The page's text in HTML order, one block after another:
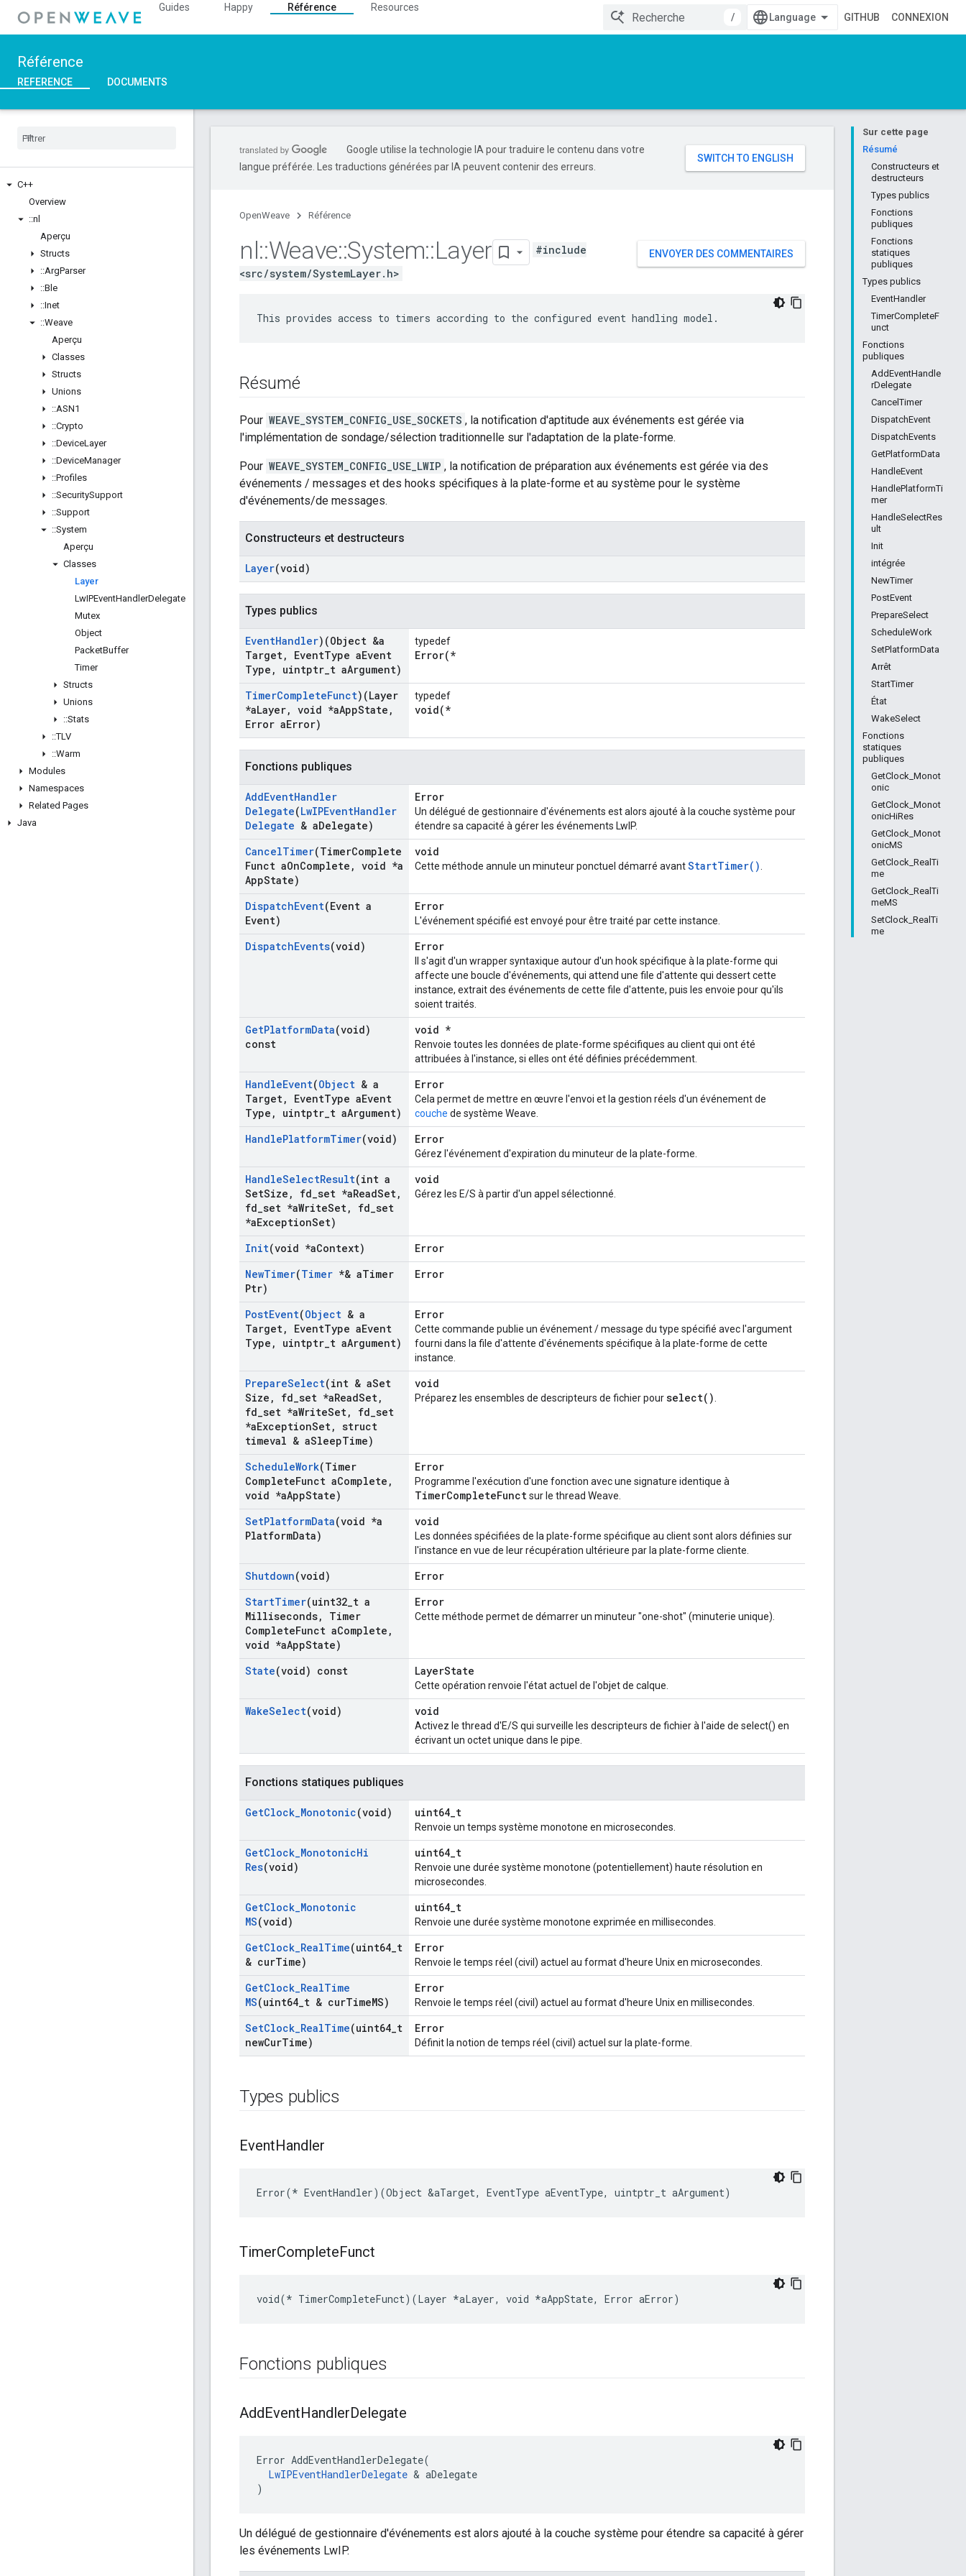
Guides Happy Référence
Resources
/
GITHUB CONNEXION
Référence
REFERENCE DOCUMENTS
C++
Overview
::nl
Aperçu
Structs
::ArgParser
::Ble
::Inet
::Weave
Aperçu
Classes
Structs
Unions
::ASN1
::Crypto
::DeviceLayer
::DeviceManager
::Profiles
::SecuritySupport
::Support
::System
Aperçu
Classes
Layer
LwIPEventHandlerDelegate
Mutex
Object
PacketBuffer
Timer
Structs
Unions
::Stats
::TLV
::Warm
Modules
Namespaces
Related Pages
Java
Sur cette page
Résumé
Constructeurs et
destructeurs
Types publics
Fonctions
publiques
Fonctions
statiques
publiques
Types publics
EventHandler
TimerCompleteF
unct
Fonctions
publiques
AddEventHandle
rDelegate
CancelTimer
DispatchEvent
DispatchEvents
GetPlatformData
HandleEvent
HandlePlatformTi
mer
HandleSelectRes
ult
Init
intégrée
NewTimer
PostEvent
PrepareSelect
ScheduleWork
SetPlatformData
Arrêt
StartTimer
État
WakeSelect
Fonctions
statiques
publiques
GetClock_Monot
onic
GetClock_Monot
onicHiRes
GetClock_Monot
onicMS
GetClock_RealTi
me
GetClock_RealTi
meMS
SetClock_RealTi
me
Google utilise la technologie IA pour traduire le contenu dans votre
langue préférée. Les traductions générées par IA peuvent contenir des erreurs.
OpenWeave Référence
ENVOYER DES COMMENTAIRES
nl::Weave::System::Layer
#include
<src/system/SystemLayer.h>
This provides access to timers according to the configured event handling model.
Résumé
Pour WEAVE_SYSTEM_CONFIG_USE_SOCKETS , la notification d'aptitude aux événements est gérée via
l'implémentation de sondage/sélection traditionnelle sur l'adaptation de la plate-forme.
Pour WEAVE_SYSTEM_CONFIG_USE_LWIP , la notification de préparation aux événements est gérée via des
événements / messages et des hooks spécifiques à la plate-forme et au système pour le système
d'événements/de messages.
Constructeurs et destructeurs
Layer(void)
Types publics
EventHandler)(Object &a
Target, EventType aEvent
Type , uintptr t aArgument)
typedef
Error(*
TimerCompleteFunct)(Layer
*aLayer, void *aAppState ,
Error aError)
typedef
void(*
Fonctions publiques
AddEventHandler
Delegate(LwIPEventHandler
Delegate & aDelegate)
Error
Un délégué de gestionnaire d'événements est alors ajouté à la couche système pour
étendre sa capacité à gérer les événements LwIP.
CancelTimer(TimerComplete
Funct aOnComplete , void *a
AppState)
void
Cette méthode annule un minuteur ponctuel démarré avantStartTimer()
DispatchEvent(Event a
Event)
Error
L'événement spécifié est envoyé pour être traité par cette instance.
DispatchEvents(void) Error
Il s'agit d'un wrapper syntaxique autour d'un hook spécifique à la plate-forme qui
affecte une boucle d'événements, qui attend une file d'attente qui dessert cette
instance, extrait des événements de cette file d'attente, puis les envoie pour qu'ils
soient traités.
GetPlatformData(void)
const
void *
Renvoie toutes les données de plate-forme spécifiques au client qui ont été
attribuées à l'instance, si elles ont été définies précédemment.
HandleEvent(Object & a
Target, EventType aEvent
Type , uintptr t aArgument)
Error
Cela permet de mettre en œuvre l'envoi et la gestion réels d'un événement de
couche de système Weave.
HandlePlatformTimer(void) Error
Gérez l'événement d'expiration du minuteur de la plate-forme.
HandleSelectResult(int a
SetSize , fd set *aReadSet,
fd set *aWriteSet, fd set
*aExceptionSet)
void
Gérez les E/S à partir d'un appel sélectionné.
Init(void *aContext)
Error
NewTimer(Timer *& aTimer
Ptr)
Error
PostEvent(Object & a
Target, EventType aEvent
Type , uintptr t aArgument)
Error
Cette commande publie un événement / message du type spécifié avec l'argument
fourni dans la file d'attente d'événements spécifique à la plate-forme de cette
instance.
PrepareSelect(int & aSet
Size , fd set *aReadSet,
fd set *aWriteSet, fd set
*aExceptionSet, struct
timeval & aSleepTime)
void
Préparez les ensembles de descripteurs de fichier pourselect()
ScheduleWork(Timer
CompleteFunct aComplete ,
void *aAppState)
Error
Programme l'exécution d'une fonction avec une signature identique à
TimerCompleteFunctsur le thread Weave.
SetPlatformData(void *a
PlatformData)
void
Les données spécifiées de la plate-forme spécifique au client sont alors définies sur
l'instance en vue de leur récupération ultérieure par la plate-forme cliente.
Shutdown(void)
Error
StartTimer(uint32 t a
Milliseconds,
Timer
CompleteFunct aComplete ,
void *aAppState)
Error
Cette méthode permet de démarrer un minuteur "one-shot" (minuterie unique).
State(void) const LayerState
Cette opération renvoie l'état actuel de l'objet de calque.
WakeSelect(void) void
Activez le thread d'E/S qui surveille les descripteurs de fichier à l'aide de select() en
écrivant un octet unique dans le pipe.
Fonctions statiques publiques
GetClock_Monotonic(void) uint64_t
Renvoie un temps système monotone en microsecondes.
GetClock_MonotonicHi
Res(void)
uint64_t
Renvoie une durée système monotone (potentiellement) haute résolution en
microsecondes.
GetClock_Monotonic
MS(void)
uint64_t
Renvoie une durée système monotone exprimée en millisecondes.
GetClock_RealTime(uint64 t
& curTime)
Error
Renvoie le temps réel (civil) actuel au format d'heure Unix en microsecondes.
GetClock_RealTime
MS(uint64 t & curTimeMS)
Error
Renvoie le temps réel (civil) actuel au format d'heure Unix en millisecondes.
SetClock_RealTime(uint64 t
newCurTime)
Error
Définit la notion de temps réel (civil) actuel sur la plate-forme.
Types publics
EventHandler
Error(* EventHandler)(Object &aTarget, EventType aEventType, uintptr_t aArgument)
TimerCompleteFunct
void(* TimerCompleteFunct)(Layer *aLayer, void *aAppState, Error aError)
Fonctions publiques
AddEventHandlerDelegate
Error AddEventHandlerDelegate(
LwIPEventHandlerDelegate & aDelegate
)
Un délégué de gestionnaire d'événements est alors ajouté à la couche système pour étendre sa capacité à gérer
les événements LwIP.